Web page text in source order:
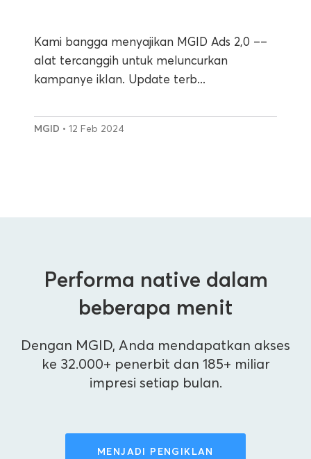
Kami bangga menyajikan MGID Ads 2,0 ––
alat tercanggih untuk meluncurkan
kampanye iklan. Update terb...
MGID • 12 Feb 2024
Performa native dalam
beberapa menit
Dengan MGID, Anda mendapatkan akses
ke 32.000+ penerbit dan 185+ miliar
impresi setiap bulan.
MENJADI PENGIKLAN